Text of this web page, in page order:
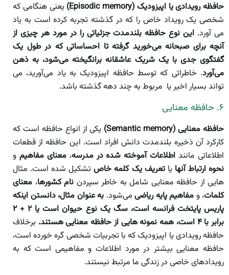
حافظه رویدادی یا اپیزودیک (Episodic memory)
یعنی هنگامی که
شخصی یک رویداد خاص را که در گذشته تجربه کرده است به یاد
می آورد. این نوع حافظه بلندمدت جزئیاتی را در مورد هر چیزی از
آنچه برای صبحانه می‌خورید گرفته تا احساساتی که در طول یک
گفتگوی جدی با یک شریک عاشقانه برانگیخته می‌شود، به ذهن
می‌آورد. خاطراتی که توسط حافظه اپیزودیک به یاد می‌آورید، می
تواند بسیار اخیر یا مربوط به چند دهه گذشته باشد.
۶. حافظه معنایی
حافظه معنایی (Semantic memory)
یکی از انواع حافظه است که
کارکرد آن ذخیره بلندمدت دانش افراد است. این حافظه از قطعات
اطلاعاتی مانند اطلاعات آموخته شده در مدرسه،معنای مفاهیم و
نحوه ارتباط آنها یا تعریف یک کلمه خاصتشکیل شده است. مثال
هایی از حافظه معنایی شامل به خاطر سپردن نام کشورها، معنای
کلمات، و مفاهیم پایه ریاضی می‌شود. به عنوان مثال، دانستن اینکه
پاریس پایتخت فرانسه است، سگ یک نوع حیوان است یا ۲ + ۲
برابر با ۴ است، همه نمونه هایی از حافظه معنایی هستند.
برخلاف
حافظه رویدادی یا اپیزودیک که با تجربیات شخصی گره خورده است،
حافظه معنایی بیشتر در مورد اطلاعات و مفاهیمی است که به
رویدادهای خاصی در زندگی ما مرتبط نیستند.